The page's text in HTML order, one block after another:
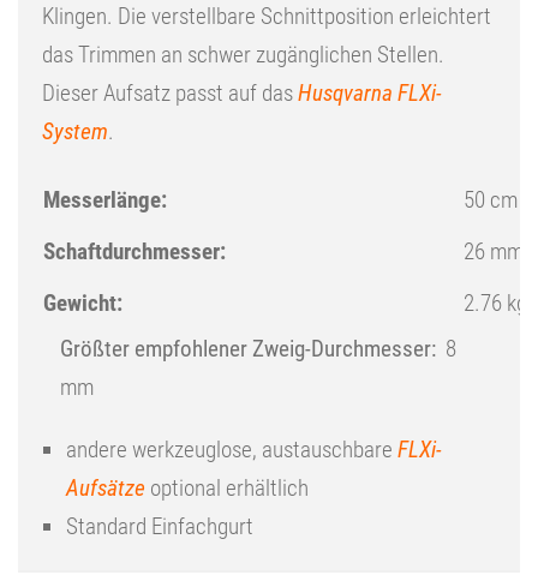
Klingen. Die verstellbare Schnittposition erleichtert
das Trimmen an schwer zugänglichen Stellen.
Dieser Aufsatz passt auf dasHusqvarna FLXi-
System.
Messerlänge:
50 cm
Schaftdurchmesser:
26 mm
Gewicht:
2.76 kg
Größter empfohlener Zweig-Durchmesser: 8
mm
andere werkzeuglose, austauschbare FLXi-
Aufsätze optional erhältlich
Standard Einfachgurt